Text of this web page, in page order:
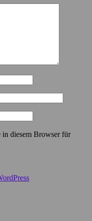
diesem Browser für